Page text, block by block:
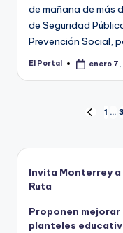
de mañana de más
de Seguridad
Prevención Social,
Publicado
El Portal enero 7,
de
entradas
PÁGINA
1 …
Invita Monterrey
Ruta
Proponen
planteles